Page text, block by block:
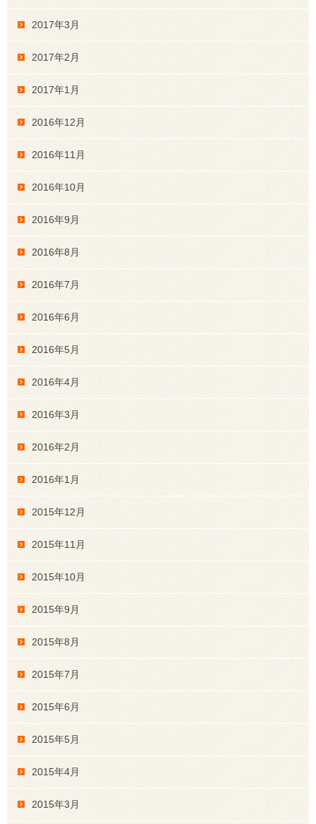
2017年3月
2017年2月
2017年1月
2016年12月
2016年11月
2016年10月
2016年9月
2016年8月
2016年7月
2016年6月
2016年5月
2016年4月
2016年3月
2016年2月
2016年1月
2015年12月
2015年11月
2015年10月
2015年9月
2015年8月
2015年7月
2015年6月
2015年5月
2015年4月
2015年3月